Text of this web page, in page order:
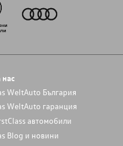
нас
WeltAuto България
WeltAuto гаранция
автомобили
Blog и новини